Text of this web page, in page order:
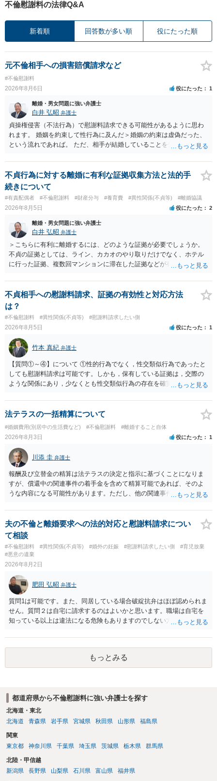
不倫慰謝料の法律Q&A
新着順 回答数が多い順 役にたった順
元不倫相手への損害賠償請求など
#不倫慰謝料
2026年8月6日 役にたった 1
離婚・男女問題に強い弁護士
白井 弘昭 弁護士
貞操権侵害（不法行為）で慰謝料請求できる可能性があるように思わ
れます。 婚姻を約束して性行為に及んだ＞婚姻の約束は虚偽だった、
という流れであれば。 ただ、相手が結婚していることを知って行為に
性も認められそうですので、あまり慰謝料は高額にならないように思
われます。 一度、最寄りの弁護士に相談してみてください。
不貞行為に対する離婚に有利な証拠収集方法と法的手
続きについて
#有責配偶者 #不倫慰謝料 #財産分与 #養育費 #異性関係(不貞等) #離婚協議
2026年8月5日 役にたった 2
離婚・男女問題に強い弁護士
白井 弘昭 弁護士
＞こちらに有利に離婚するには、どのような証拠が必要でしょうか。
不貞の証拠としては、ライン、カカオのやり取りだけでなく、ホテル
に行った証拠、複数回マンションに滞在した証拠などが有効です。 不
婚する、慰謝料をとるなど）ことができると思われます。 ただし、不
貞発覚後、長期間同居を続けると、不貞を許したとの評価につながる
場合がありますので、ご注意ください。 以上、ご参考まで。
不貞相手への慰謝料請求、証拠の有効性と対応方法
は？
#不倫慰謝料 #異性関係(不貞等) #慰謝料請求したい側
2026年8月5日 役にたった 1
竹本 真紀 弁護士
【質問①～④】について ①性的行為でなく，性交類似行為であったと
しても慰謝料請求は可能です。しかも，保有している証拠は，交際の
ような関係にあり，少なくとも性交類似行為の存在を確実に証明でき
ことを窺わせるものです。）。ですから，慰謝料請求を進めることで
よいと思います。 ただ．慰謝料額については，婚姻破綻に至っていな
いとして，この点を考慮されることになるかもしれません。 ②夫との
今後のことを考えて書いてもらうか否かを検討するのがよいと思いま
す。今ある証拠以上のことを証明（証明力を強めることも含む）でき
るのであれば，前向きに検討を進めるという考え方でもよいでしょ
う。慰謝料請求としては証拠として使えることが前提であり，その価
値と夫との関係との均衡のように思います。 ③行政書士に委任をして
いるのであれば，どのような内容の委任なのか不明ですが，その行政
書士との協議になると思います。請求するか，訴訟にするか，その点
の見極めや，相手方は性交類似行為は認めているのか，それさえも否
定しているのかによって，考え方・進め方は変わってくると思いま
す。 ④性交類似行為を認めているにもかかわらず支払を拒否するので
あれば，本人（行政書士でも同じだと思います。）への対応ではあま
り変わらないように思います。減額で折り合えるなら本人様の交渉で
もよいように思いますが，ゼロかどうかの観点であれば，訴訟に進む
しかなくなるようにも思います。そうしますと，お近くの弁護士に相
談して進めることを検討した方がよいようにも思います。
法テラスの一括精算について
#婚姻費用(別居中の生活費など) #不倫慰謝料 #離婚すること自体
2026年8月3日 役にたった 1
川添 圭 弁護士
報酬及び立替金の精算は法テラスの決定と指示に基づくことになりま
すが、償還中の関連事件の着手金を含めて精算可能であれば、そのよ
うな内容になる可能性があります。ただし、他の関連事件でも相手方
情によって対応が違いますので、法テラスへお尋ねいただいた方が確
実です。
夫の不倫と離婚要求への法的対応と慰謝料請求につい
て相談
#不倫慰謝料 #異性関係(不貞等) #婚外の妊娠 #慰謝料請求したい側
#育児放棄
#悪意の遺棄
2026年8月2日
肥田 弘昭 弁護士
質問1は可能です。また、同居している場合破綻抗弁はほぼ認められま
せん。質問２は自宅に請求するのはよいかと思います。職場は自宅を
知っている以上は違法になる危険もありますのでしない方が良いで
かと思います。有責配偶者ですので相手方からの離婚は拒否しても仮
に訴訟されても法的に成立しません。質問５は認知すると養育費支払
い、相続権が発生します。合意があれば法的に可能ですが法律で強制
することはできません。質問６は可能です。質問７は不貞行為の写真
もっとみる
都道府県から不倫慰謝料に強い弁護士を探す
北海道・東北
北海道
青森県 岩手県 宮城県 秋田県 山形県 福島県
関東
東京都
神奈川県 千葉県 埼玉県 茨城県 栃木県 群馬県
北陸・甲信越
新潟県
長野県 山梨県 石川県 富山県 福井県